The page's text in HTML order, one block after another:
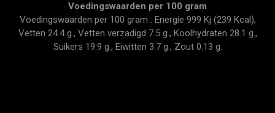
Voedingswaarden per 100 gram
Voedingswaarden per 100 gram : Energie 999 Kj (239 Kcal),
Vetten 24.4 g., Vetten verzadigd 7.5 g., Koolhydraten 28.1 g.,
Suikers 19.9 g., Eiwitten 3.7 g., Zout 0.13 g.